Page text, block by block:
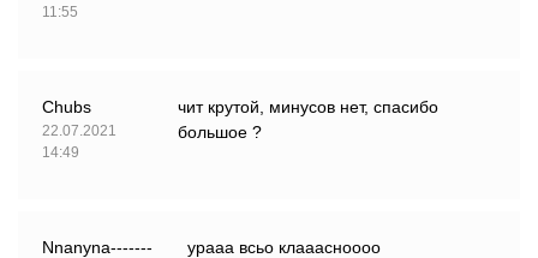
11:55
Chubs
22.07.2021
14:49
чит крутой, минусов нет, спасибо
большое ?
Nnanyna------- урааа всьо клааасноооо